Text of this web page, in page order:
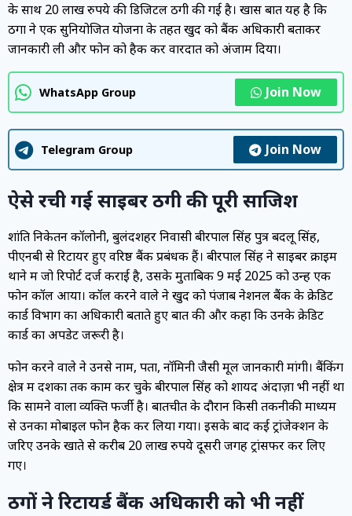
के साथ 20 लाख रुपये की डिजिटल ठगी की गई है। खास बात यह है कि
ठगों ने एक सुनियोजित योजना के तहत खुद को बैंक अधिकारी बताकर
जानकारी ली और फोन को हैक कर वारदात को अंजाम दिया।
WhatsApp Group Join Now
Telegram Group Join Now
ऐसे रची गई साइबर ठगी की पूरी साजिश
शांति निकेतन कॉलोनी, बुलंदशहर निवासी बीरपाल सिंह पुत्र बदलू सिंह,
पीएनबी से रिटायर हुए वरिष्ठ बैंक प्रबंधक हैं। बीरपाल सिंह ने साइबर क्राइम
थाने में जो रिपोर्ट दर्ज कराई है, उसके मुताबिक 9 मई 2025 को उन्हें एक
फोन कॉल आया। कॉल करने वाले ने खुद को पंजाब नेशनल बैंक के क्रेडिट
कार्ड विभाग का अधिकारी बताते हुए बात की और कहा कि उनके क्रेडिट
कार्ड का अपडेट जरूरी है।
फोन करने वाले ने उनसे नाम, पता, नॉमिनी जैसी मूल जानकारी मांगी। बैंकिंग
क्षेत्र में दशकों तक काम कर चुके बीरपाल सिंह को शायद अंदाज़ा भी नहीं था
कि सामने वाला व्यक्ति फर्जी है। बातचीत के दौरान किसी तकनीकी माध्यम
से उनका मोबाइल फोन हैक कर लिया गया। इसके बाद कई ट्रांजेक्शन के
जरिए उनके खाते से करीब 20 लाख रुपये दूसरी जगह ट्रांसफर कर लिए
गए।
ठगों ने रिटायर्ड बैंक अधिकारी को भी नहीं